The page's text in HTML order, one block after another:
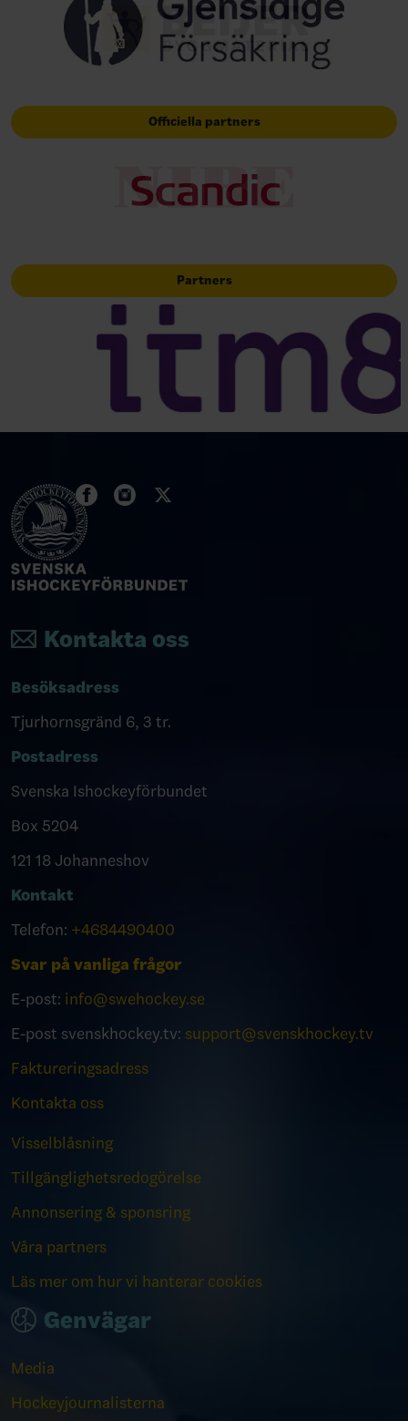
Officiella partners
Partners
Kontakta oss
Besöksadress
Tjurhornsgränd 6, 3 tr.
Postadress
Svenska Ishockeyförbundet
Box 5204
121 18 Johanneshov
Kontakt
Telefon: +4684490400
Svar på vanliga frågor
E-post: info@swehockey.se
E-post svenskhockey.tv: support@svenskhockey.tv
Faktureringsadress
Kontakta oss
Visselblåsning
Tillgänglighetsredogörelse
Annonsering & sponsring
Våra partners
Läs mer om hur vi hanterar cookies
Genvägar
Media
Hockeyjournalisterna